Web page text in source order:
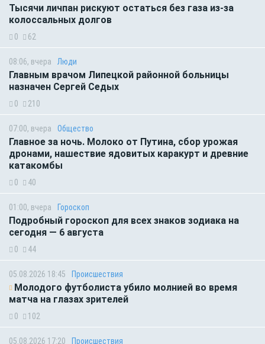
Тысячи личпан рискуют остаться без газа из-за
колоссальных долгов
0 62
08:06, вчера Люди
Главным врачом Липецкой районной больницы
назначен Сергей Седых
0 210
07:00, вчера Общество
Главное за ночь. Молоко от Путина, сбор урожая
дронами, нашествие ядовитых каракурт и древние
катакомбы
0 40
01:00, вчера Гороскоп
Подробный гороскоп для всех знаков зодиака на
сегодня — 6 августа
0 44
05.08.2026 18:45 Происшествия
Молодого футболиста убило молнией во время
матча на глазах зрителей
0 102
05.08.2026 17:20 Происшествия